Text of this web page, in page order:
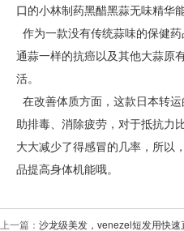
口的小林制药黑醋黑蒜无味精华
作为一款没有传统蒜味的保健
通蒜一样的抗癌以及其他大蒜原
活。
在改善体质方面，这款日本转
助排毒、消除疲劳，对于抵抗力
大大减少了得感冒的几率，所以
品提高身体机能哦。
上一篇： 沙龙级美发，venezel短发用快速